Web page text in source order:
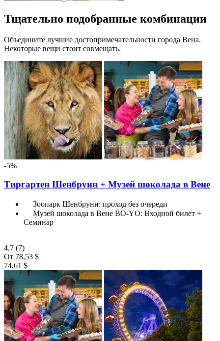
Тщательно подобранные комбинации
Объедините лучшие достопримечательности города Вена.
Некоторые вещи стоит совмещать.
-5%
Тиргартен Шенбрунн + Музей шоколада в Вене
Зоопарк Шенбрунн: проход без очереди
Музей шоколада в Вене BO-YO: Входной билет +
Семинар
4,7 (7)
От 78,53 $
74,61 $